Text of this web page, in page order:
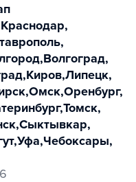
Краснодар,
,
,Волгоград,
,Киров,Липецк,
,Омск,Оренбург,
,Томск,
,Сыктывкар,
,Уфа,Чебоксары,